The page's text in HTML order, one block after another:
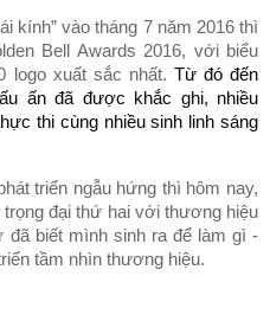
kính” vào tháng 7 năm 2016 thì
Bell Awards 2016, với biểu
logo xuất sắc nhất. Từ đó đến
ấn đã được khắc ghi, nhiều
thi cùng nhiều sinh linh sáng
triển ngẫu hứng thì hôm nay,
đại thứ hai với thương hiệu
đã biết mình sinh ra để làm gì -
tầm nhìn thương hiệu.